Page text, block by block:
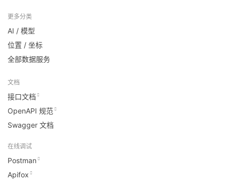
更多分类
AI / 模型
位置 / 坐标
全部数据服务
文档
接口文档
OpenAPI 规范
Swagger 文档
在线调试
Postman
Apifox